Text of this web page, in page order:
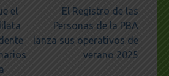
el
El Registro de las
Personas de la PBA
lanza sus operativos de
verano 2025